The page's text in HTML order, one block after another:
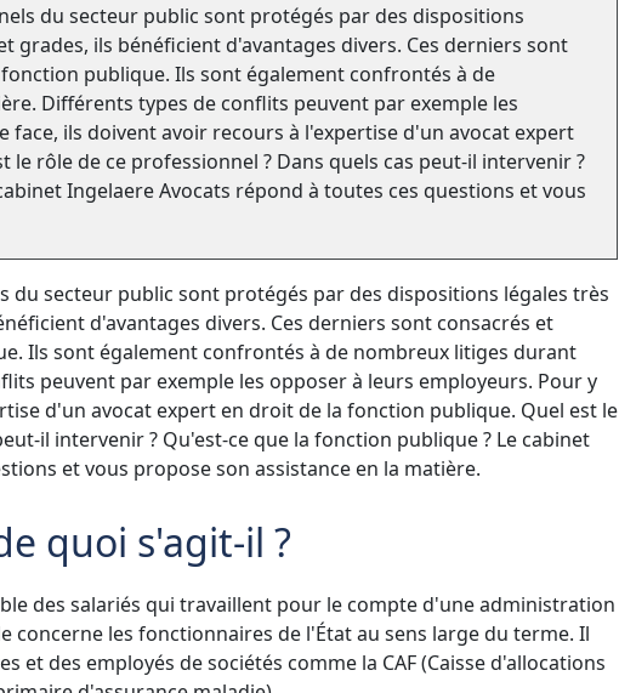
du secteur public sont protégés par des dispositions
grades, ils bénéficient d'avantages divers. Ces derniers sont
publique. Ils sont également confrontés à de
Différents types de conflits peuvent par exemple les
face, ils doivent avoir recours à l'expertise d'un avocat expert
rôle de ce professionnel ? Dans quels cas peut-il intervenir ?
Ingelaere Avocats répond à toutes ces questions et vous
du secteur public sont protégés par des dispositions légales très
d'avantages divers. Ces derniers sont consacrés et
Ils sont également confrontés à de nombreux litiges durant
peuvent par exemple les opposer à leurs employeurs. Pour y
d'un avocat expert en droit de la fonction publique. Quel est le
il intervenir ? Qu'est-ce que la fonction publique ? Le cabinet
et vous propose son assistance en la matière.
quoi s'agit-il ?
des salariés qui travaillent pour le compte d'une administration
concerne les fonctionnaires de l'État au sens large du terme. Il
et des employés de sociétés comme la CAF (Caisse d'allocations